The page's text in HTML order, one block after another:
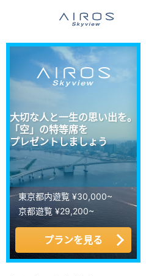
大切な人と一生の思い出を。
「空」の特等席を
プレゼントしましょう
東京都内遊覧 ¥30,000~
京都遊覧 ¥29,200~
プランを見る